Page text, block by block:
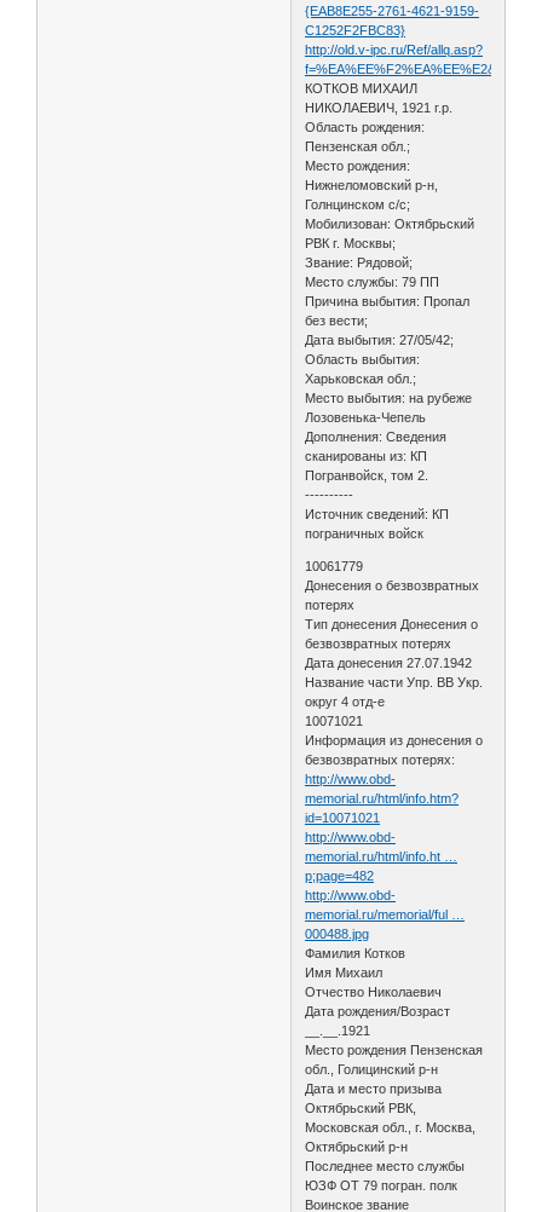
{EAB8E255-2761-4621-9159-
C1252F2FBC83}
http://old.v-ipc.ru/Ref/allq.asp?
КОТКОВ МИХАИЛ
НИКОЛАЕВИЧ, 1921 г.р.
Область рождения:
Пензенская обл.;
Место рождения:
Нижнеломовский р-н,
Голнцинском с/с;
Мобилизован: Октябрьский
РВК г. Москвы;
Звание: Рядовой;
Место службы: 79 ПП
Причина выбытия: Пропал
без вести;
Дата выбытия: 27/05/42;
Область выбытия:
Харьковская обл.;
Место выбытия: на рубеже
Лозовенька-Чепель
Дополнения: Сведения
сканированы из: КП
Погранвойск, том 2.
----------
Источник сведений: КП
пограничных войск
10061779
Донесения о безвозвратных
потерях
Тип донесения Донесения о
безвозвратных потерях
Дата донесения 27.07.1942
Название части Упр. ВВ Укр.
округ 4 отд-е
10071021
Информация из донесения о
безвозвратных потерях:
http://www.obd-
memorial.ru/html/info.htm?
id=10071021
http://www.obd-
memorial.ru/html/info.ht …
p;page=482
http://www.obd-
memorial.ru/memorial/ful …
000488.jpg
Фамилия Котков
Имя Михаил
Отчество Николаевич
Дата рождения/Возраст
__.__.1921
Место рождения Пензенская
обл., Голицинский р-н
Дата и место призыва
Октябрьский РВК,
Московская обл., г. Москва,
Октябрьский р-н
Последнее место службы
ЮЗФ ОТ 79 погран. полк
Воинское звание